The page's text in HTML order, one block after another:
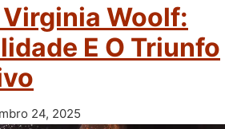
Virginia Woolf:
E O Triunfo
24, 2025